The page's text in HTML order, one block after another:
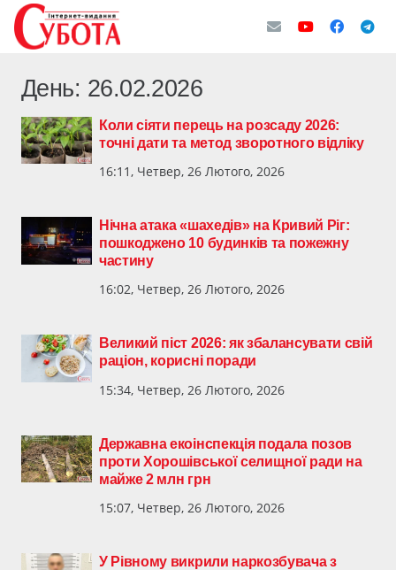
День: 26.02.2026
Коли сіяти перець на розсаду 2026:
точні дати та метод зворотного відліку
16:11, Четвер, 26 Лютого, 2026
Нічна атака «шахедів» на Кривий Ріг:
пошкоджено 10 будинків та пожежну
частину
16:02, Четвер, 26 Лютого, 2026
Великий піст 2026: як збалансувати свій
раціон, корисні поради
15:34, Четвер, 26 Лютого, 2026
Державна екоінспекція подала позов
проти Хорошівської селищної ради на
майже 2 млн грн
15:07, Четвер, 26 Лютого, 2026
У Рівному викрили наркозбувача з